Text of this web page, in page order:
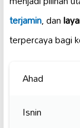
terjamin, dan
terpercaya bagi
Ahad
Isnin